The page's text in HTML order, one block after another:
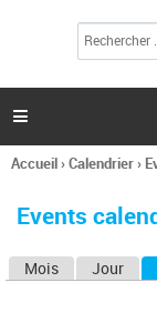
l
c
h
e

Vous
ici
Accueil›Calendrier›
Events
Mois Jour